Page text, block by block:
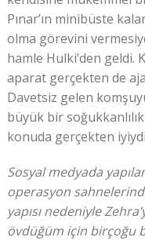
Pınar’ın minibüste
olma görevini
hamle Hulki’den geldi.
aparat gerçekten de
Davetsiz gelen
büyük bir
konuda gerçekten
Sosyal medyada
operasyon
yapısı nedeniyle
övdüğüm için birçoğu